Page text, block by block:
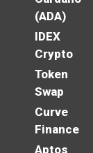
(ADA)
IDEX
Crypto
Token
Swap
Curve
Finance
Aptos